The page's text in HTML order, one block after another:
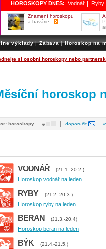
HOROSKOPY DNES: Vodnář Ryby
Znamení horoskopu
a havárie.
výklady | Zábava | Horoskop na
si osobní horoskopy nebo
horoskop
horoskopy | | doporučit |
VODNÁŘ (21.1.-20.2.)
Horoskop vodnář na leden
RYBY (21.2.-20.3.)
Horoskop ryby na leden
BERAN (21.3.-20.4)
Horoskop beran na leden
BÝK (21.4.-21.5.)